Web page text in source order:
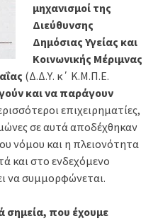
μηχανισμοί της
Διεύθυνσης
Δημόσιας Υγείας και
Κοινωνικής Μέριμνας
(Δ.Δ.Υ. κ΄ Κ.Μ.Π.Ε.
και να παράγουν
επιχειρηματίες,
σε αυτά αποδέχθηκαν
νόμου και η πλειονότητα
και στο ενδεχόμενο
να συμμορφώνεται.
σημεία, που έχουμε